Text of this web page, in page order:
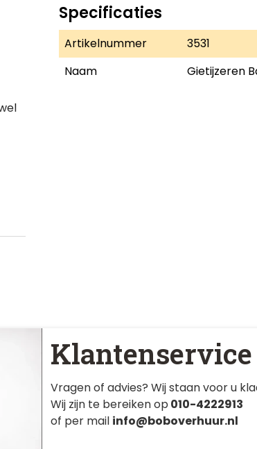
Specificaties
Artikelnummer
3531
Naam
Gietijzeren
Klantenservice
Vragen of advies? Wij staan voor u
Wij zijn te bereiken op 010-4222913
of per mail info@boboverhuur.nl